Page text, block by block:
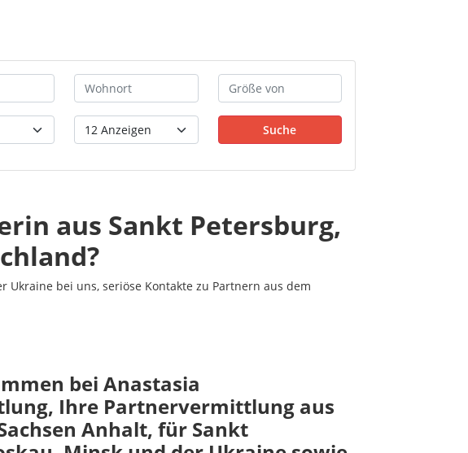
Suche
aus Sankt Petersburg,
Ukraine bei uns, seriöse Kontakte zu Partnern aus dem
bei Anastasia
Ihre Partnervermittlung aus
Anhalt, für Sankt